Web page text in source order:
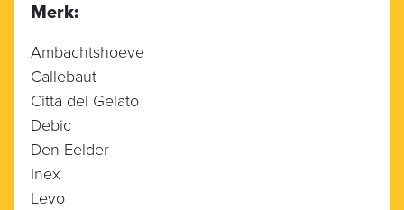
Merk:
Ambachtshoeve
Callebaut
Citta del Gelato
Debic
Den Eelder
Inex
Levo